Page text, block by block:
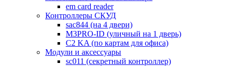
em card reader
Контроллеры СКУД
sac844 (на 4 двери)
M3PRO-ID (уличный на 1 дверь)
C2 KA (по картам для офиса)
Модули и аксессуары
sc011 (секретный контроллер)